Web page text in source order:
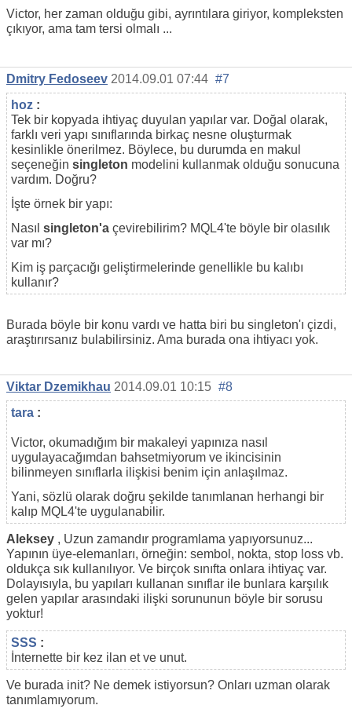
Victor, her zaman olduğu gibi, ayrıntılara giriyor, kompleksten
çıkıyor, ama tam tersi olmalı ...
Dmitry Fedoseev 2014.09.01 07:44 #7
hoz :
Tek bir kopyada ihtiyaç duyulan yapılar var. Doğal olarak,
farklı veri yapı sınıflarında birkaç nesne oluşturmak
kesinlikle önerilmez. Böylece, bu durumda en makul
seçeneğin singleton modelini kullanmak olduğu sonucuna
vardım. Doğru?
İşte örnek bir yapı:
Nasıl singleton'a çevirebilirim? MQL4'te böyle bir olasılık
var mı?
Kim iş parçacığı geliştirmelerinde genellikle bu kalıbı
kullanır?
Burada böyle bir konu vardı ve hatta biri bu singleton'ı çizdi,
araştırırsanız bulabilirsiniz. Ama burada ona ihtiyacı yok.
Viktar Dzemikhau 2014.09.01 10:15 #8
tara :
Victor, okumadığım bir makaleyi yapınıza nasıl
uygulayacağımdan bahsetmiyorum ve ikincisinin
bilinmeyen sınıflarla ilişkisi benim için anlaşılmaz.
Yani, sözlü olarak doğru şekilde tanımlanan herhangi bir
kalıp MQL4'te uygulanabilir.
Aleksey , Uzun zamandır programlama yapıyorsunuz...
Yapının üye-elemanları, örneğin: sembol, nokta, stop loss vb.
oldukça sık kullanılıyor. Ve birçok sınıfta onlara ihtiyaç var.
Dolayısıyla, bu yapıları kullanan sınıflar ile bunlara karşılık
gelen yapılar arasındaki ilişki sorununun böyle bir sorusu
yoktur!
SSS :
İnternette bir kez ilan et ve unut.
Ve burada init? Ne demek istiyorsun? Onları uzman olarak
tanımlamıyorum.